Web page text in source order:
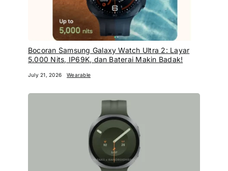
Bocoran Samsung Galaxy Watch Ultra 2: Layar
5.000 Nits, IP69K, dan Baterai Makin Badak!
July 21, 2026 Wearable